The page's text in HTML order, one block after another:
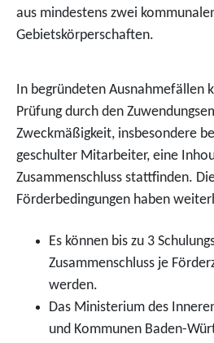
aus mindestens zwei
Gebietskörperschaften.
In begründeten Ausnahmefällen
Prüfung durch den
Zweckmäßigkeit, insbesondere
geschulter Mitarbeiter, eine
Zusammenschluss stattfinden.
Förderbedingungen haben
Es können bis zu 3
Zusammenschluss je
werden.
Das Ministerium des
und Kommunen Baden-